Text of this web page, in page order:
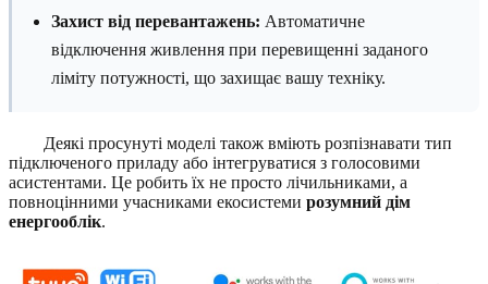
Захист від перевантажень: Автоматичне
відключення живлення при перевищенні заданого
ліміту потужності, що захищає вашу техніку.
Деякі просунуті моделі також вміють розпізнавати тип
підключеного приладу або інтегруватися з голосовими
асистентами. Це робить їх не просто лічильниками, а
повноцінними учасниками екосистеми розумний дім
енергооблік.